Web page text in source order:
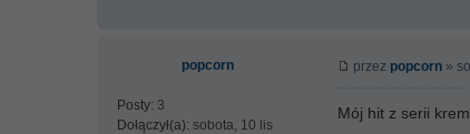
popcorn
Posty: 3
Dołączył(a): sobota, 10 lis
przez popcorn »
Mój hit z serii